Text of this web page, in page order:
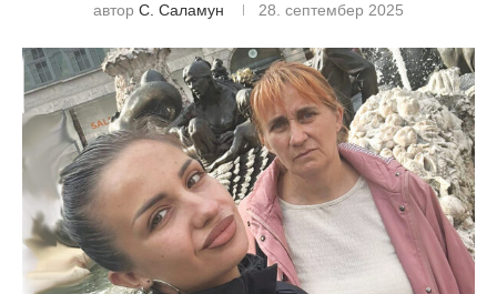
автор С. Саламун 28. септембер 2025